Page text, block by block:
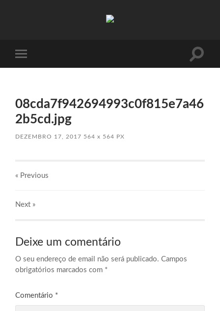
mobile
Toggle
08cda7f942694993c0f815e7a46
2b5cd.jpg
DEZEMBRO 17, 2017 564x 564 PX
« Previous
Next »
Deixe um comentário
O seu endereço de email não será publicado. Campos
obrigatórios marcados com *
Comentário *